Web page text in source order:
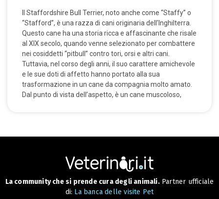
Il Staffordshire Bull Terrier, noto anche come “Staffy” o
“Stafford”, è una razza di cani originaria dell’Inghilterra.
Questo cane ha una storia ricca e affascinante che risale
al XIX secolo, quando venne selezionato per combattere
nei cosiddetti “pitbull” contro tori, orsi e altri cani.
Tuttavia, nel corso degli anni, il suo carattere amichevole
e le sue doti di affetto hanno portato alla sua
trasformazione in un cane da compagnia molto amato.
Dal punto di vista dell’aspetto, è un cane muscoloso,
La community che si prende cura degli animali.Partner ufficiale
di: La banca delle visite Pet